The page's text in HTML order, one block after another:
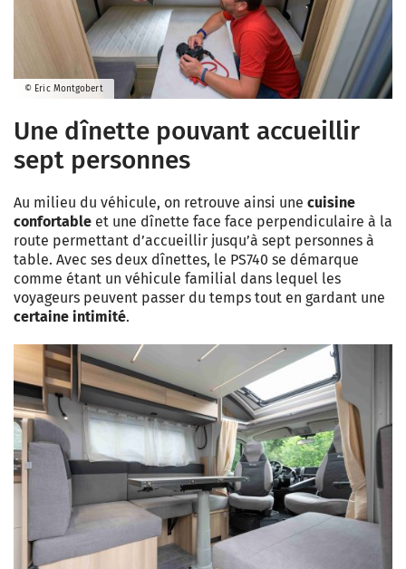
© Eric Montgobert
Une dînette pouvant accueillir
sept personnes
Au milieu du véhicule, on retrouve ainsi une cuisine
confortable et une dînette face face perpendiculaire à la
route permettant d’accueillir jusqu’à sept personnes à
table. Avec ses deux dînettes, le PS740 se démarque
comme étant un véhicule familial dans lequel les
voyageurs peuvent passer du temps tout en gardant une
certaine intimité.